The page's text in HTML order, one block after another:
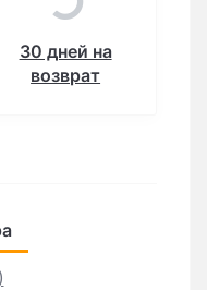
30 дней на
возврат